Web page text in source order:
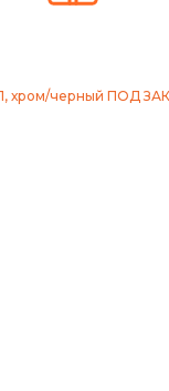
хром/черный ПОД